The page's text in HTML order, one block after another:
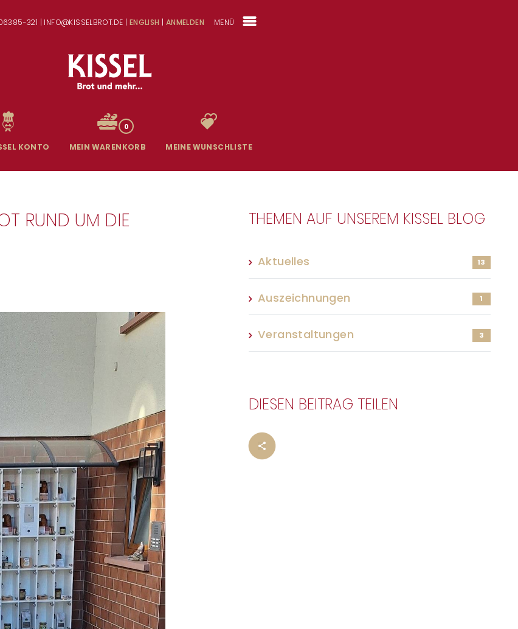
321 | INFO@KISSELBROT.DE | ENGLISH | ANMELDEN MENÜ
KONTO
0
MEIN WARENKORB MEINE WUNSCHLISTE
RUND UM DIE
THEMEN AUF UNSEREM KISSEL BLOG
Aktuelles 13
Auszeichnungen 1
Veranstaltungen 3
DIESEN BEITRAG TEILEN